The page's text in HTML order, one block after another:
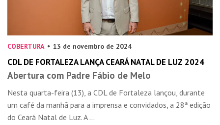
COBERTURA 13 de novembro de 2024
CDL DE FORTALEZA LANÇA CEARÁ NATAL DE LUZ 2024
Abertura com Padre Fábio de Melo
Nesta quarta-feira (13), a CDL de Fortaleza lançou, durante
um café da manhã para a imprensa e convidados, a 28ª edição
do Ceará Natal de Luz. A ...